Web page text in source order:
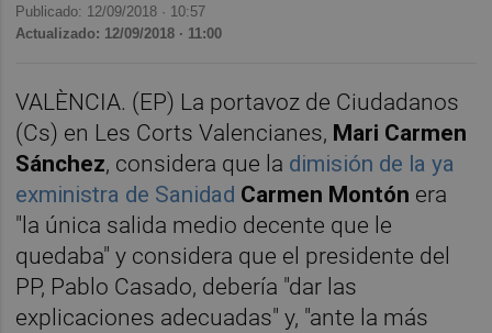
Publicado: 12/09/2018 · 10:57
Actualizado: 12/09/2018 · 11:00
VALÈNCIA. (EP) La portavoz de Ciudadanos
(Cs) en Les Corts Valencianes, Mari Carmen
Sánchez, considera que la dimisión de la ya
exministra de Sanidad Carmen Montón era
"la única salida medio decente que le
quedaba" y considera que el presidente del
PP, Pablo Casado, debería "dar las
explicaciones adecuadas" y, "ante la más